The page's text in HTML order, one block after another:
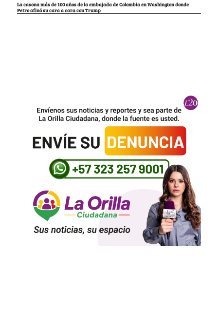
La casona más de 100 años de la embajada de Colombia en Washington donde
Petro afinó su cara a cara con Trump